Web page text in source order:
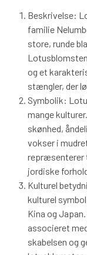
Beskrivelse:
familie
store, runde
og et
stængler, der
Symbolik:
mange
skønhed,
vokser i
repræsenterer
jordiske
Kulturel
kulturel
Kina og
associeret
skabelsen og